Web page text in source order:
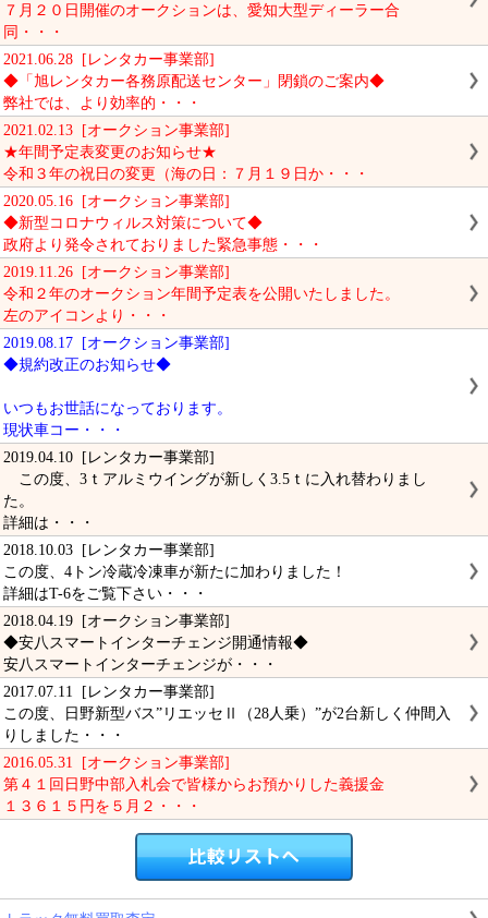
７月２０日開催のオークションは、愛知大型ディーラー合
同・・・
2021.06.28 [レンタカー事業部]
◆「旭レンタカー各務原配送センター」閉鎖のご案内◆
弊社では、より効率的・・・
2021.02.13 [オークション事業部]
★年間予定表変更のお知らせ★
令和３年の祝日の変更（海の日：７月１９日か・・・
2020.05.16 [オークション事業部]
◆新型コロナウィルス対策について◆
政府より発令されておりました緊急事態・・・
2019.11.26 [オークション事業部]
令和２年のオークション年間予定表を公開いたしました。
左のアイコンより・・・
2019.08.17 [オークション事業部]
◆規約改正のお知らせ◆
いつもお世話になっております。
現状車コー・・・
2019.04.10 [レンタカー事業部]
この度、3ｔアルミウイングが新しく3.5ｔに入れ替わりまし
た。
詳細は・・・
2018.10.03 [レンタカー事業部]
この度、4トン冷蔵冷凍車が新たに加わりました！
詳細はT-6をご覧下さい・・・
2018.04.19 [オークション事業部]
◆安八スマートインターチェンジ開通情報◆
安八スマートインターチェンジが・・・
2017.07.11 [レンタカー事業部]
この度、日野新型バス”リエッセⅡ（28人乗）”が2台新しく仲間入
りしました・・・
2016.05.31 [オークション事業部]
第４１回日野中部入札会で皆様からお預かりした義援金
１３６１５円を５月２・・・